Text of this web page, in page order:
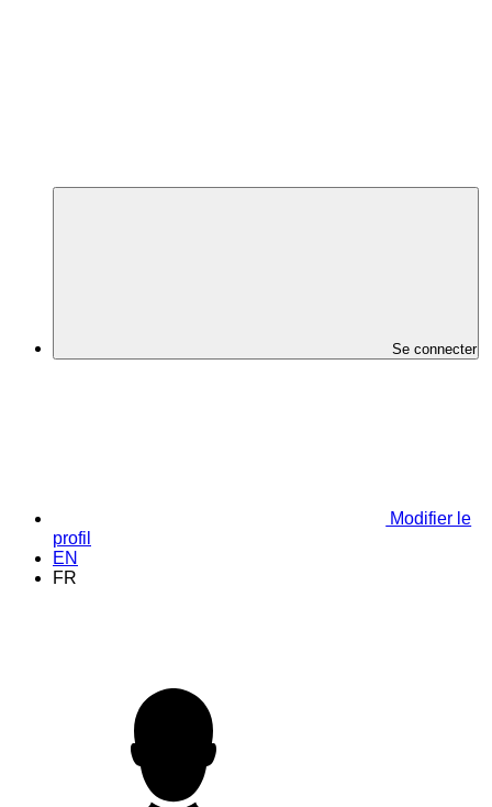
Se connecter
Modifier le
profil
EN
FR